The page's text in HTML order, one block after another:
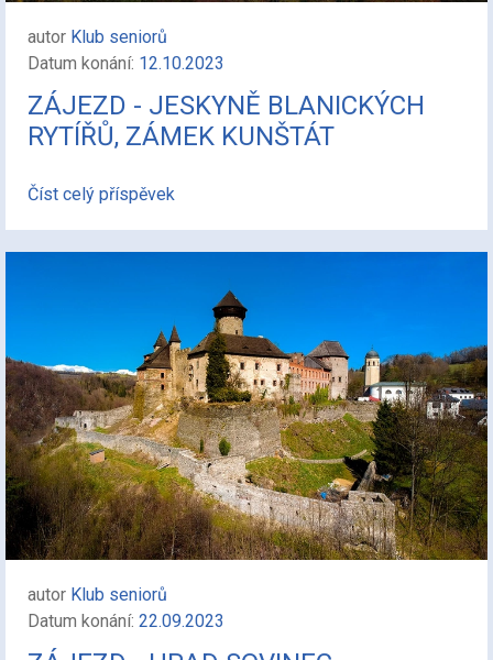
autor Klub seniorů
Datum konání: 12.10.2023
ZÁJEZD - JESKYNĚ BLANICKÝCH
RYTÍŘŮ, ZÁMEK KUNŠTÁT
Číst celý příspěvek
autor Klub seniorů
Datum konání: 22.09.2023